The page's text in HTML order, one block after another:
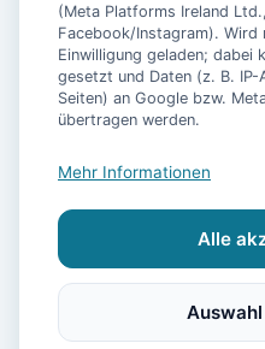
Geschirrspüler Balkon
Kaffeemaschine
(Meta Platforms Ireland Ltd.,
Facebook/Instagram). Wird
Einwilligung geladen; dabei
gesetzt und Daten (z. B.
Seiten) an Google bzw.
übertragen werden.
Mehr Informationen
Alle